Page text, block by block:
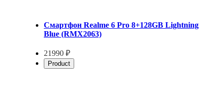
Смартфон Realme 6 Pro 8+128GB Lightning
Blue (RMX2063)
21990 ₽
Product